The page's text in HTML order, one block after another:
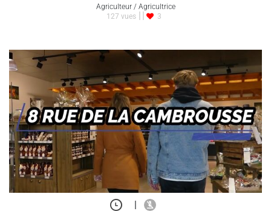
Agriculteur / Agricultrice
127 vues
3
|